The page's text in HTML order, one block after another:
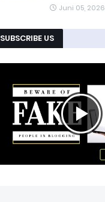
Juni 05, 2026
SUBSCRIBE US